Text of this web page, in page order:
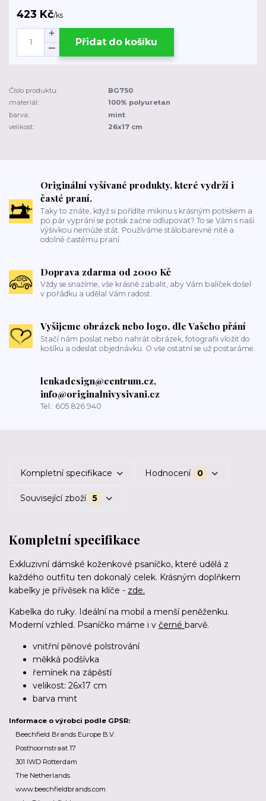
423 Kč/ks
Přidat do košíku
Číslo produktu:
BG750
materiál:
100% polyuretan
barva:
mint
velikost:
26x17 cm
Originální vyšívané produkty, které vydrží i
časté praní.
Taky to znáte, když si pořídíte mikinu s krásným potiskem a
po pár vyprání se potisk začne odlupovat? To se Vám s naší
výšivkou nemůže stát. Používáme stálobarevné nitě a
odolné častému praní.
Doprava zdarma od 2000 Kč
Vždy se snažíme, vše krásně zabalit, aby Vám balíček došel
v pořádku a udělal Vám radost.
Vyšijeme obrázek nebo logo, dle Vašeho přání
Stačí nám poslat nebo nahrát obrázek, fotografii vložit do
košíku a odeslat objednávku. O vše ostatní se už postaráme.
lenkadesign@centrum.cz,
info@originalnivysivani.cz
Tel.: 605 826 940
Kompletní specifikace Hodnocení 0
Související zboží 5
Kompletní specifikace
Exkluzivní dámské koženkové psaníčko, které udělá z
každého outfitu ten dokonalý celek. Krásným doplňkem
kabelky je přívěsek na klíče - zde.
Kabelka do ruky. Ideální na mobil a menší peněženku.
Moderní vzhled. Psaníčko máme i v černé barvě.
vnitřní pěnové polstrování
měkká podšívka
řemínek na zápěstí
velikost: 26x17 cm
barva mint
Informace o výrobci podle GPSR:
Beechfield Brands Europe B.V.
Posthoornstraat 17
301 IWD Rotterdam
The Netherlands
www.beechfieldbrands.com